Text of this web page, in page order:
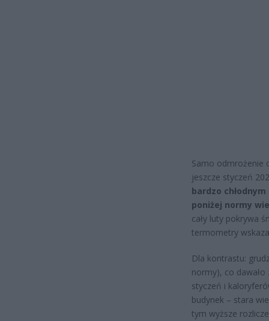
Samo odmrożenie
jeszcze styczeń
bardzo
poniżej normy
cały luty pokrywa
termometry
Dla kontrastu:
normy), co dawało
styczeń i
budynek – stara
tym wyższe